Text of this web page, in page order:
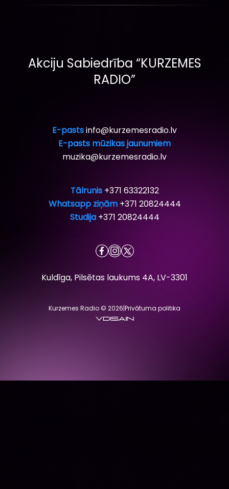
Akciju Sabiedrība “KURZEMES
RADIO”
E-pastsinfo@kurzemesradio.lv
E-pasts mūzikas jaunumiem
muzika@kurzemesradio.lv
Tālrunis +371 63322132
Whatsapp ziņām +371 20824444
Studija +371 20824444
Kuldīga, Pilsētas laukums 4A, LV-3301
Kurzemes Radio © 2026|Privātuma politika